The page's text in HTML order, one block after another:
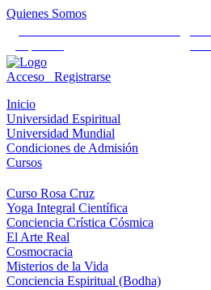
Quienes Somos
Acceso
Registrarse
Inicio
Universidad Espiritual
Universidad Mundial
Condiciones de Admisión
Cursos
Curso Rosa Cruz
Yoga Integral Científica
Conciencia Crística Cósmica
El Arte Real
Cosmocracia
Misterios de la Vida
Conciencia Espiritual (Bodha)